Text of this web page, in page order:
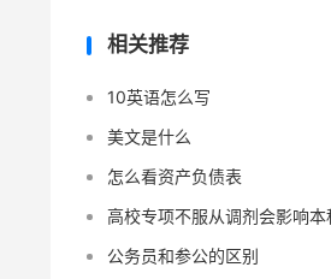
相关推荐
10英语怎么写
美文是什么
怎么看资产负债表
高校专项不服从调剂会影响本
公务员和参公的区别